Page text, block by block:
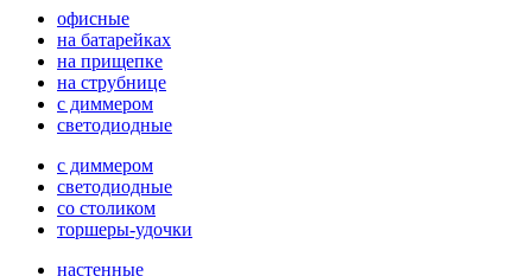
офисные
на батарейках
на прищепке
на струбнице
с диммером
светодиодные
с диммером
светодиодные
со столиком
торшеры-удочки
настенные